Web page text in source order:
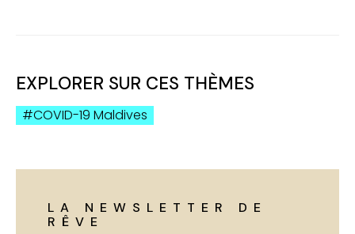
EXPLORER SUR CES THÈMES
COVID-19 Maldives
LA NEWSLETTER DE
RÊVE